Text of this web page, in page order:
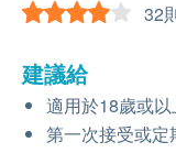
32
建議給
適用於18歲或
第一次接受或